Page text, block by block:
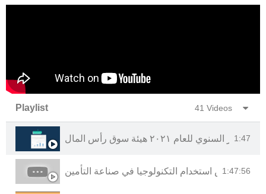
Playlist 41 Videos
التقرير السنوي للعام ٢٠٢١ هيئة سوق رأس المال
1:47
عمل فرص استخدام التكنولوجيا في صناعة التأمين
1:47:56